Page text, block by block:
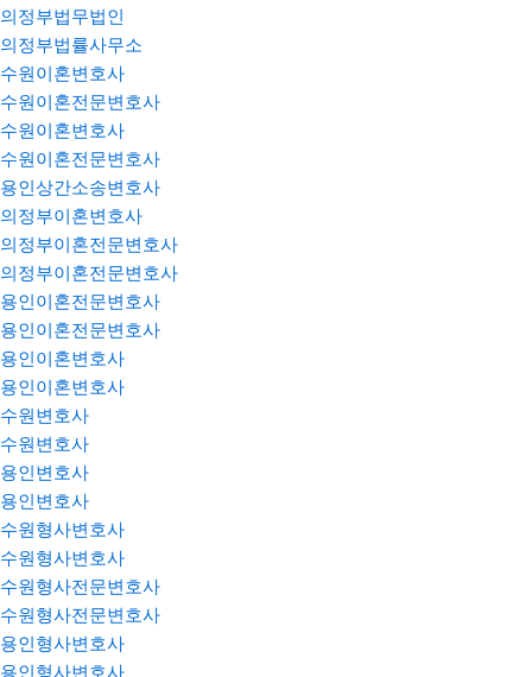
의정부법무법인
의정부법률사무소
수원이혼변호사
수원이혼전문변호사
수원이혼변호사
수원이혼전문변호사
용인상간소송변호사
의정부이혼변호사
의정부이혼전문변호사
의정부이혼전문변호사
용인이혼전문변호사
용인이혼전문변호사
용인이혼변호사
용인이혼변호사
수원변호사
수원변호사
용인변호사
용인변호사
수원형사변호사
수원형사변호사
수원형사전문변호사
수원형사전문변호사
용인형사변호사
용인형사변호사